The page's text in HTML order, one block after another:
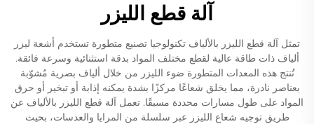
آلة قطع الليزر
تمثل آلة قطع الليزر بالألياف تكنولوجيا تصنيع متطورة تستخدم أشعة ليزر
ألياف ذات طاقة عالية لقطع مختلف المواد بدقة استثنائية وسرعة فائقة.
تُنتج هذه المعدات المتطورة ضوء الليزر من خلال ألياف بصرية مُشوّبة
بعناصر نادرة، مما يخلق شعاعًا مركزًا بشدة يمكنه إذابة أو تبخير أو حرق
المواد على طول مسارات محددة مسبقًا. تعمل آلة قطع الليزر بالألياف عن
طريق توجيه شعاع الليزر عبر سلسلة من المرايا والعدسات، بحيث